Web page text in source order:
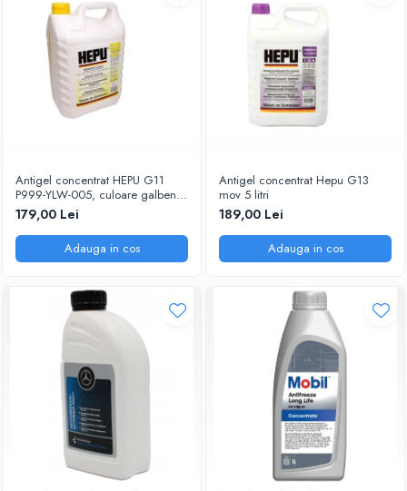
Antigel concentrat HEPU G11
P999-YLW-005, culoare galben,
volum 5 litri
179,00 Lei
Adauga in cos
Antigel concentrat Hepu G13
mov 5 litri
189,00 Lei
Adauga in cos